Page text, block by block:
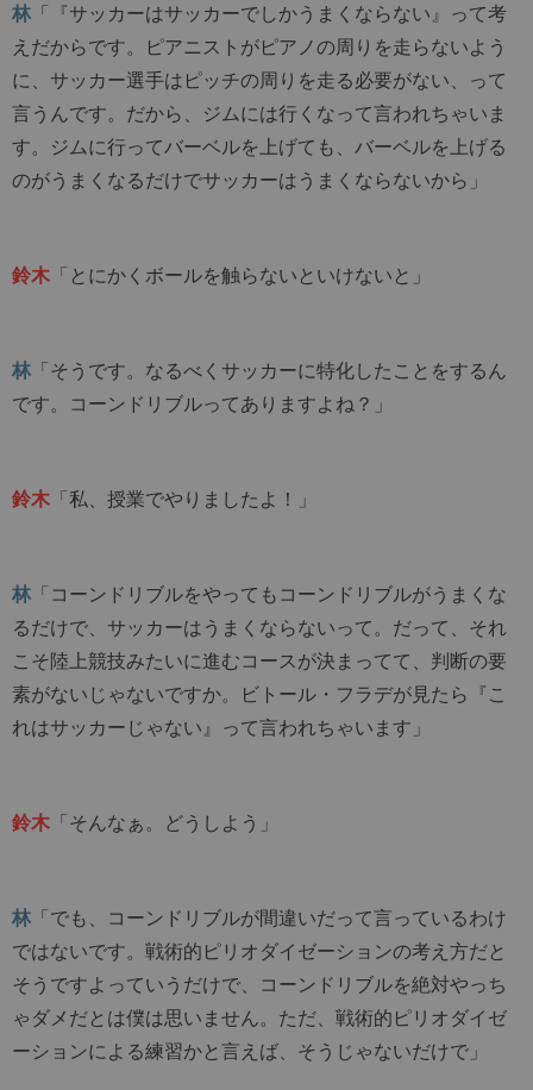
林 「『サッカーはサッカーでしかうまくならない』って考
えだからです。ピアニストがピアノの周りを走らないよう
に、サッカー選手はピッチの周りを走る必要がない、って
言うんです。だから、ジムには行くなって言われちゃいま
す。ジムに行ってバーベルを上げても、バーベルを上げる
のがうまくなるだけでサッカーはうまくならないから」
鈴木 「とにかくボールを触らないといけないと」
林 「そうです。なるべくサッカーに特化したことをするん
です。コーンドリブルってありますよね？」
鈴木 「私、授業でやりましたよ！」
林 「コーンドリブルをやってもコーンドリブルがうまくな
るだけで、サッカーはうまくならないって。だって、それ
こそ陸上競技みたいに進むコースが決まってて、判断の要
素がないじゃないですか。ビトール・フラデが見たら『こ
れはサッカーじゃない』って言われちゃいます」
鈴木 「そんなぁ。どうしよう」
林 「でも、コーンドリブルが間違いだって言っているわけ
ではないです。戦術的ピリオダイゼーションの考え方だと
そうですよっていうだけで、コーンドリブルを絶対やっち
ゃダメだとは僕は思いません。ただ、戦術的ピリオダイゼ
ーションによる練習かと言えば、そうじゃないだけで」